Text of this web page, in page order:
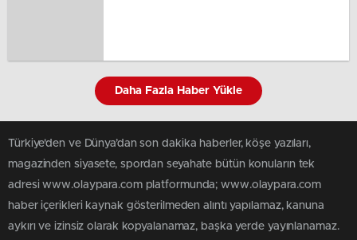
Daha Fazla Haber Yükle
Türkiye'den ve Dünya’dan son dakika haberler, köşe yazıları,
magazinden siyasete, spordan seyahate bütün konuların tek
adresi www.olaypara.com platformunda; www.olaypara.com
haber içerikleri kaynak gösterilmeden alıntı yapılamaz, kanuna
aykırı ve izinsiz olarak kopyalanamaz, başka yerde yayınlanamaz.